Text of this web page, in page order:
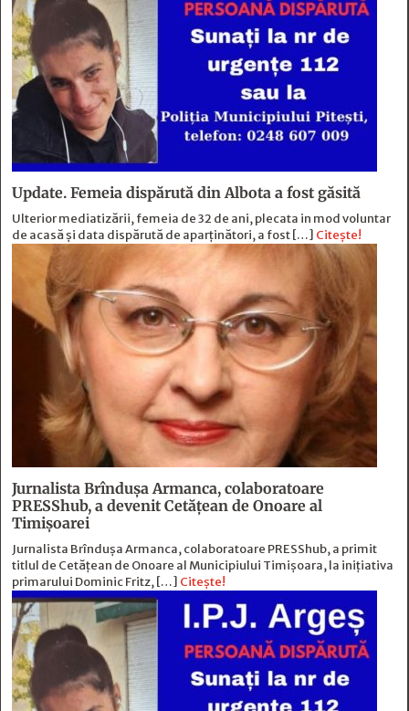
Update. Femeia dispărută din Albota a fost găsită
Ulterior mediatizării, femeia de 32 de ani, plecata in mod voluntar
de acasă și data dispărută de aparținători, a fost […] Citește!
Jurnalista Brîndușa Armanca, colaboratoare
PRESShub, a devenit Cetățean de Onoare al
Timișoarei
Jurnalista Brîndușa Armanca, colaboratoare PRESShub, a primit
titlul de Cetățean de Onoare al Municipiului Timișoara, la inițiativa
primarului Dominic Fritz, […] Citește!